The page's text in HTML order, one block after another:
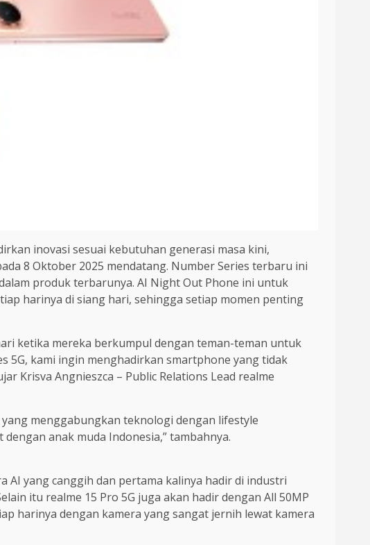
inovasi sesuai kebutuhan generasi masa kini,
8 Oktober 2025 mendatang. Number Series terbaru ini
produk terbarunya. AI Night Out Phone ini untuk
harinya di siang hari, sehingga setiap momen penting
ketika mereka berkumpul dengan teman-teman untuk
5G, kami ingin menghadirkan smartphone yang tidak
Krisva Angnieszca – Public Relations Lead realme
menggabungkan teknologi dengan lifestyle
anak muda Indonesia,” tambahnya.
AI yang canggih dan pertama kalinya hadir di industri
itu realme 15 Pro 5G juga akan hadir dengan All 50MP
harinya dengan kamera yang sangat jernih lewat kamera